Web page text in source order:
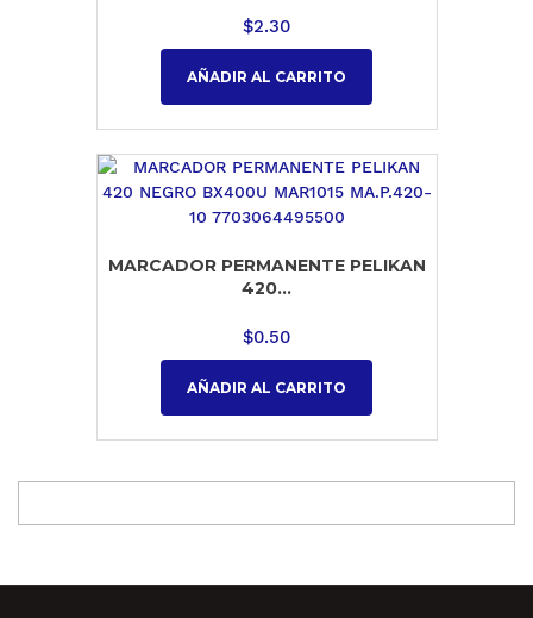
$2.30
AÑADIR AL CARRITO
MARCADOR PERMANENTE PELIKAN
420...
$0.50
AÑADIR AL CARRITO